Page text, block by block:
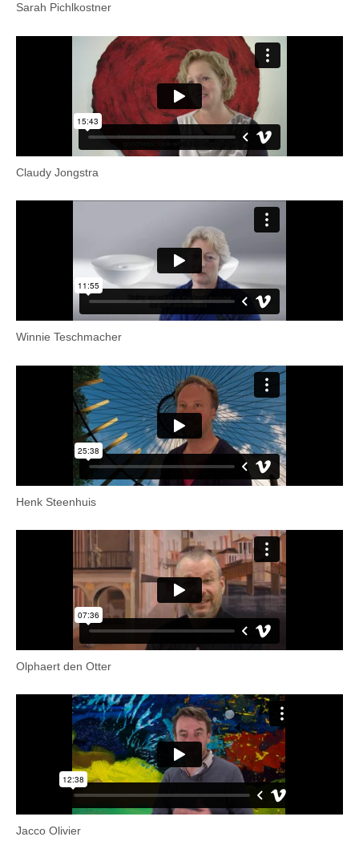
Sarah Pichlkostner
Claudy Jongstra
Winnie Teschmacher
Henk Steenhuis
Olphaert den Otter
Jacco Olivier